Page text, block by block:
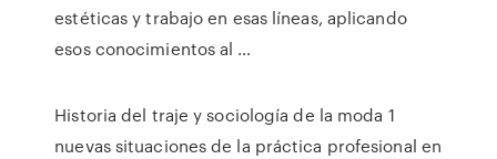
estéticas y trabajo en esas líneas, aplicando
esos conocimientos al …
Historia del traje y sociología de la moda 1
nuevas situaciones de la práctica profesional en